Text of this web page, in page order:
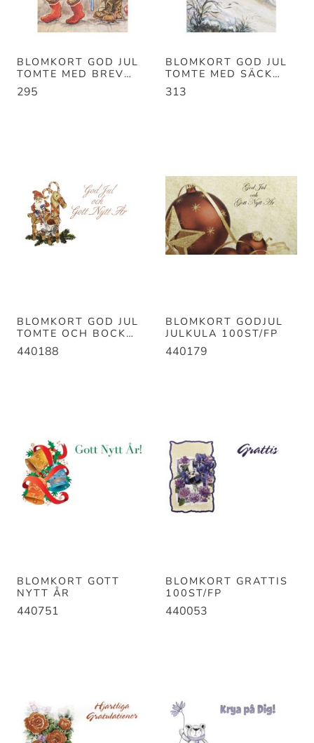
BLOMKORT GOD JUL
TOMTE MED BREV
100ST/FP B55MM
H92
295
BLOMKORT GOD JUL
TOMTE MED SÄCK
100ST/FP B55MM
H92
313
BLOMKORT GOD JUL
TOMTE OCH BOCK
100ST/FP
440188
BLOMKORT GODJUL
JULKULA 100ST/FP
440179
BLOMKORT GOTT
NYTT ÅR
440751
BLOMKORT GRATTIS
100ST/FP
440053